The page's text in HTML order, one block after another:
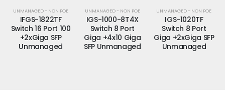
UNMANAGED - NON POE
IFGS-1822TF
Switch 16 Port 100
+2xGiga SFP
Unmanaged
UNMANAGED - NON POE
IGS-1000-8T4X
Switch 8 Port
Giga +4x10 Giga
SFP Unmanaged
UNMANAGED - NON POE
IGS-1020TF
Switch 8 Port
Giga +2xGiga SFP
Unmanaged